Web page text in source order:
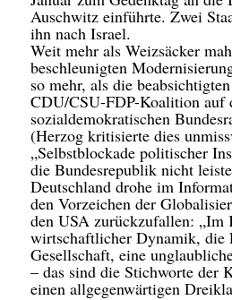
Auschwitz einführte. Zwei
ihn nach Israel.
Weit mehr als Weizsäcker
beschleunigten
so mehr, als die
CDU/CSU-FDP-Koalition auf
sozialdemokratischen
(Herzog kritisierte dies
„Selbstblockade politischer
die Bundesrepublik nicht
Deutschland drohe im
den Vorzeichen der
den USA zurückzufallen: „Im
wirtschaftlicher Dynamik, die
Gesellschaft, eine
– das sind die Stichworte der
einen allgegenwärtigen